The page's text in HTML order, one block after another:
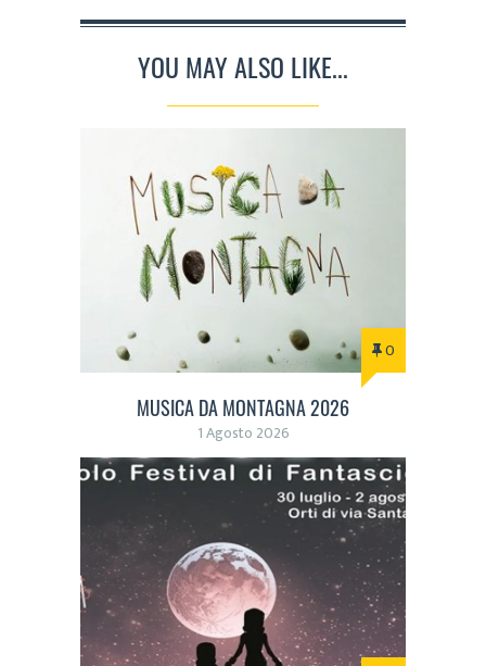
YOU MAY ALSO LIKE...
0
MUSICA DA MONTAGNA 2026
1 Agosto 2026